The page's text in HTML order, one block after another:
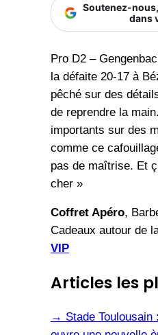
Soutenez-
dans
Pro D2 –
la défaite 20-17 à
pêché sur des
de reprendre la
importants sur des
comme ce
pas de maîtrise. Et
cher »
Coffret Apéro,
Cadeaux autour de
VIP
Articles les
→ Stade